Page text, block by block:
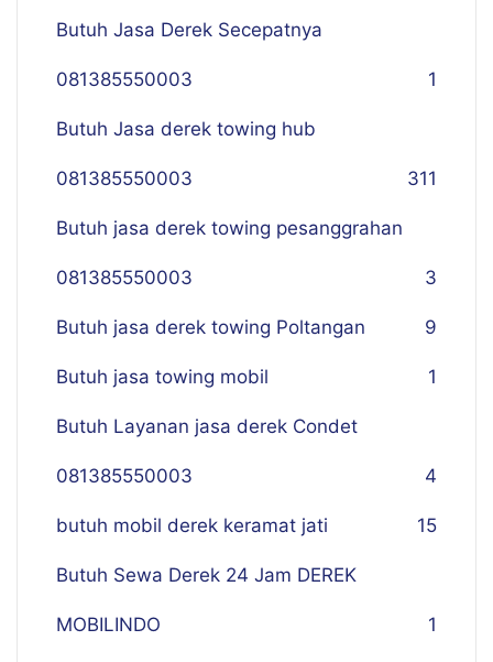
Butuh Jasa Derek Secepatnya
081385550003 1
Butuh Jasa derek towing hub
081385550003 311
Butuh jasa derek towing pesanggrahan
081385550003 3
Butuh jasa derek towing Poltangan 9
Butuh jasa towing mobil 1
Butuh Layanan jasa derek Condet
081385550003 4
butuh mobil derek keramat jati 15
Butuh Sewa Derek 24 Jam DEREK
MOBILINDO 1